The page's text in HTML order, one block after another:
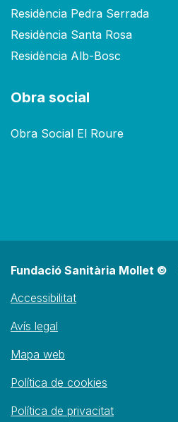
Residència Pedra Serrada
Residència Santa Rosa
Residència Alb-Bosc
Obra social
Obra Social El Roure
Fundació Sanitària Mollet ©
Accessibilitat
Avís legal
Mapa web
Política de cookies
Política de privacitat